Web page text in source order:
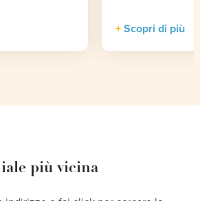
Scopri di più
più vicina